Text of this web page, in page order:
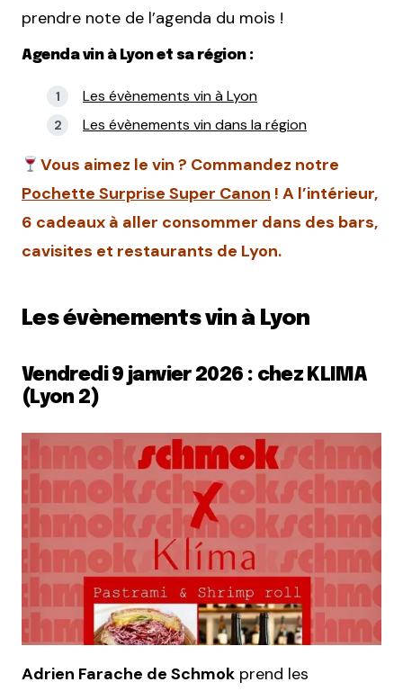
prendre note de l’agenda du mois !
Agenda vin à Lyon et sa région :
Les évènements vin à Lyon
Les évènements vin dans la région
Vous aimez le vin ? Commandez notre
Pochette Surprise Super Canon ! A l’intérieur,
6 cadeaux à aller consommer dans des bars,
cavisites et restaurants de Lyon.
Les évènements vin à Lyon
Vendredi 9 janvier 2026 : chez KLIMA
(Lyon 2)
Adrien Farache de Schmok prend les